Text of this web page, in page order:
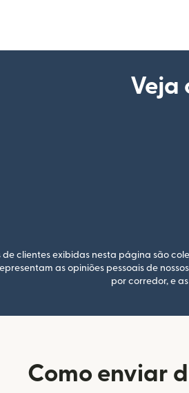
Veja
clientes exibidas nesta página são
as opiniões pessoais de
por corredor, e
Como enviar